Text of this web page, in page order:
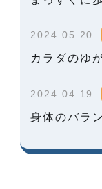
2024.05.20
2024.04.19